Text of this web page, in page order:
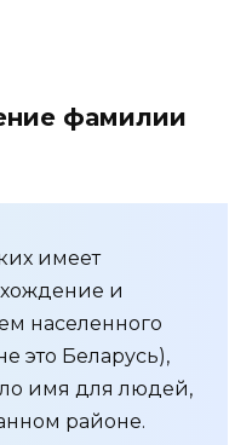
фамилии
имеет
и
населенного
это Беларусь),
имя для людей,
районе.